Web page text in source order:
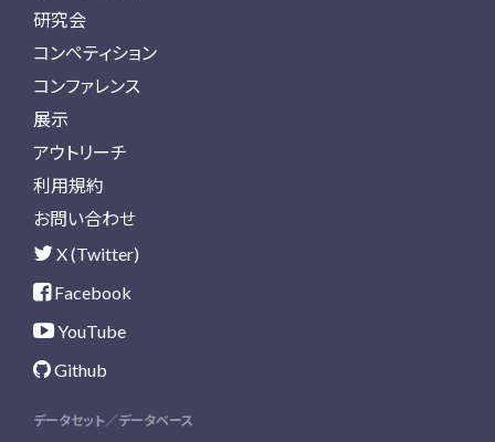
研究会
コンペティション
コンファレンス
展示
アウトリーチ
利用規約
お問い合わせ
X (Twitter)
Facebook
YouTube
Github
データセット／データベース